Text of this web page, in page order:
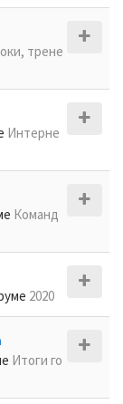
трене
Интерне
Команд
2020
Итоги го